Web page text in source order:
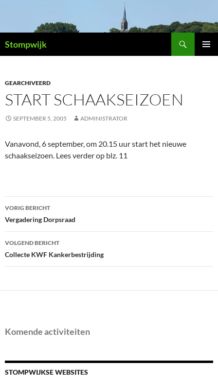
inhoud
Stompwijk
GEARCHIVEERD
START SCHAAKSEIZOEN
SEPTEMBER 5, 2005 ADMINISTRATOR
Vanavond, 6 september, om 20.15 uur start het nieuwe
schaakseizoen. Lees verder op blz. 11
Bericht
navigatie
VORIG BERICHT
Vergadering Dorpsraad
VOLGEND BERICHT
Collecte KWF Kankerbestrijding
Komende activiteiten
STOMPWIJKSE WEBSITES